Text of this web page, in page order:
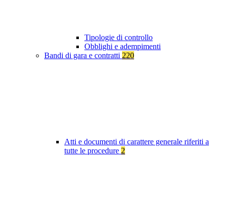
Tipologie di controllo
Obblighi e adempimenti
Bandi di gara e contratti 220
Atti e documenti di carattere generale riferiti a
tutte le procedure 2